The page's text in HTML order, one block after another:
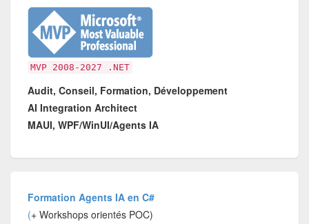
MVP 2008-2027 .NET
Audit, Conseil, Formation, Développement
AI Integration Architect
MAUI, WPF/WinUI/Agents IA
Formation Agents IA en C#
(+ Workshops orientés POC)